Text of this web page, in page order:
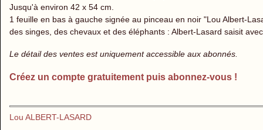
Jusqu'à environ 42 x 54 cm.
1 feuille en bas à gauche signée au pinceau en noir "Lou Albert-
des singes, des chevaux et des éléphants : Albert-Lasard saisit
Le détail des ventes est uniquement accessible aux abonnés.
Créez un compte gratuitement puis abonnez-vous !
Lou ALBERT-LASARD